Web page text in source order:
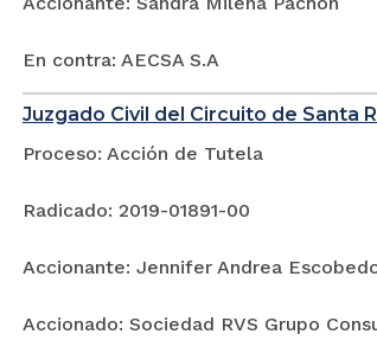
En contra: AECSA S.A
Juzgado Civil del Circuito de Santa
Proceso: Acción de Tutela
Radicado: 2019-01891-00
Accionante: Jennifer Andrea
Accionado: Sociedad RVS Grupo